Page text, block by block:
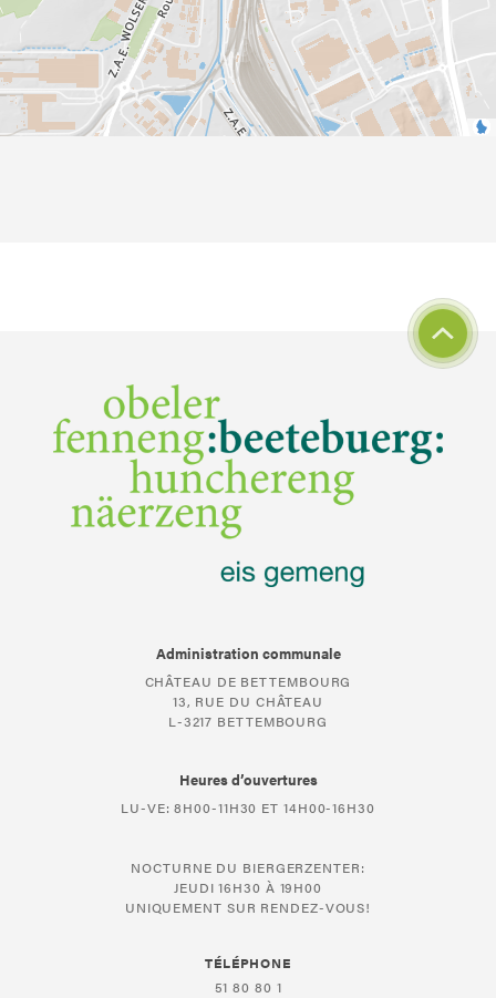
Administration communale
CHÂTEAU DE BETTEMBOURG
13, RUE DU CHÂTEAU
L-3217 BETTEMBOURG
Heures d’ouvertures
LU-VE: 8H00-11H30 ET 14H00-16H30
NOCTURNE DU BIERGERZENTER:
JEUDI 16H30 À 19H00
UNIQUEMENT SUR RENDEZ-VOUS!
TÉLÉPHONE
51 80 80 1